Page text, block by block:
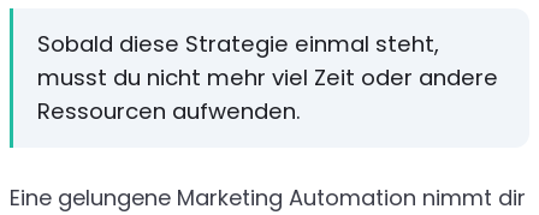
Sobald diese Strategie einmal steht,
musst du nicht mehr viel Zeit oder andere
Ressourcen aufwenden.
Eine gelungene Marketing Automation nimmt dir